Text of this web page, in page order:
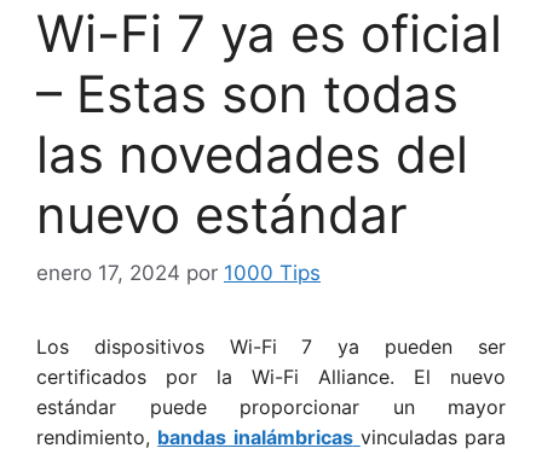
Wi-Fi 7 ya es oficial
– Estas son todas
las novedades del
nuevo estándar
enero 17, 2024 por 1000 Tips
Los dispositivos Wi-Fi 7 ya pueden ser
certificados por la Wi-Fi Alliance. El nuevo
estándar puede proporcionar un mayor
rendimiento, bandas inalámbricas vinculadas para